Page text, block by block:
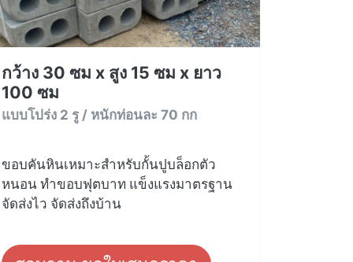
กว้าง 30 ซม x สูง 15 ซม x ยาว
100 ซม
แบบโปร่ง 2 รู / หนักท่อนละ 70 กก
ขอบคันหินเหมาะสำหรับกั้นปูบล็อกตัว
หนอน ทำขอบฟุตบาท แข็งแรงมาตรฐาน
จัดส่งไว จัดส่งถึงบ้าน